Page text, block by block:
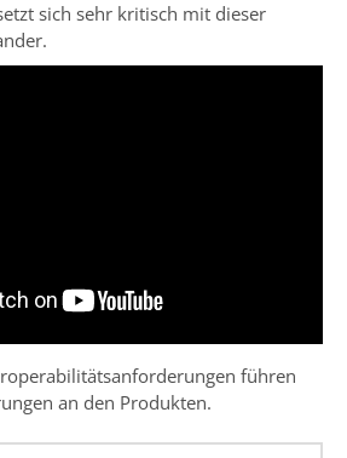
sich sehr kritisch mit dieser
führen
an den Produkten.